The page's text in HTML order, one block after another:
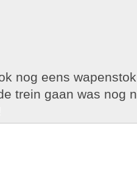
nog eens
trein gaan was nog